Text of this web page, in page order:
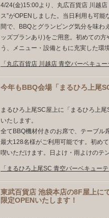
4/24(金)15:00より、丸広百貨店 川越
ス”がOPENしました。当日利用も可
間で、BBQとグランピング気分を味
ッズプランあり)をご用意。初めての
う、メニュー・設備ともに充実した環
「丸広百貨店 川越店 青空バーベキュ
今年もBBQ会場「まるひろ上尾
まるひろ上尾SC屋上に「まるひろ上
いたします。
全てBBQ機材付きのお席で、テーブル
最大128名様がご利用可能です。初め
喫いただけます。日よけ・雨よけのテ
「まるひろ上尾SC 青空バーベキュー
東武百貨店 池袋本店の8F屋上に
限定OPENいたします！